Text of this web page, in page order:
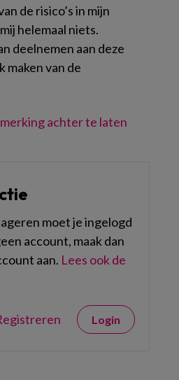
de risico’s in mijn
helemaal niets.
deelnemen aan deze
maken van de
achter te laten
moet je ingelogd
account, maak dan
aan. Lees ook de
Login